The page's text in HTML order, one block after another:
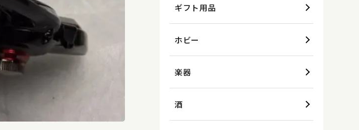
ギフト用品
ホビー
楽器
酒